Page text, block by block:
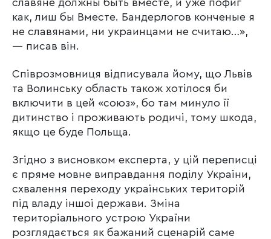
как, лиш бы Вместе. Бандерлогов конченые я
не славянами, ни украинцами не считаю…»,
— писав він.
Співрозмовниця відписувала йому, що Львів
та Волинську область також хотілося би
включити в цей «союз», бо там минуло її
дитинство і проживають родичі, тому шкода,
якщо це буде Польща.
Згідно з висновком експерта, у цій переписці
є пряме мовне виправдання поділу України,
схвалення переходу українських територій
під владу іншої держави. Зміна
територіального устрою України
розглядається як бажаний сценарій саме